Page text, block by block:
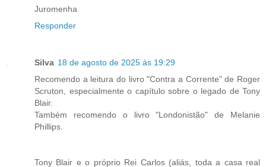
Juromenha
Responder
Silva 18 de agosto de 2025 às 19:29
Recomendo a leitura do livro "Contra a Corrente" de Roger
Scruton, especialmente o capítulo sobre o legado de Tony
Blair.
Também recomendo o livro "Londonistão" de Melanie
Phillips.
Tony Blair e o próprio Rei Carlos (aliás, toda a casa real